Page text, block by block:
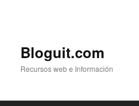
Bloguit.com
Recursos web e Información